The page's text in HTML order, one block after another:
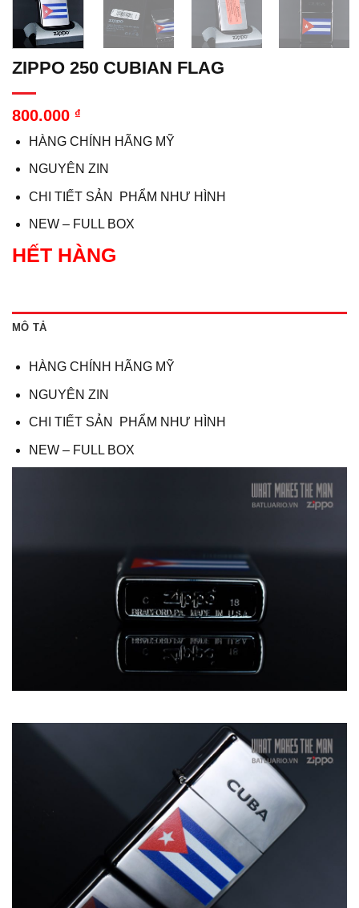
ZIPPO 250 CUBIAN FLAG
800.000 ₫
HÀNG CHÍNH HÃNG MỸ
NGUYÊN ZIN
CHI TIẾT SẢN PHẨM NHƯ HÌNH
NEW – FULL BOX
HẾT HÀNG
MÔ TẢ
HÀNG CHÍNH HÃNG MỸ
NGUYÊN ZIN
CHI TIẾT SẢN PHẨM NHƯ HÌNH
NEW – FULL BOX